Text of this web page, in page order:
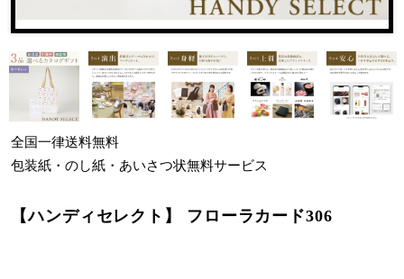
全国一律送料無料
包装紙・のし紙・あいさつ状無料サービス
【ハンディセレクト】 フローラカード306